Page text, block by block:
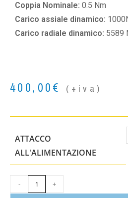
Coppia Nominale: 0.5 Nm
Carico assiale dinamico:
Carico radiale dinamico: 5589
400,00€ (+iva)
ATTACCO
ALL'ALIMENTAZIONE
- +